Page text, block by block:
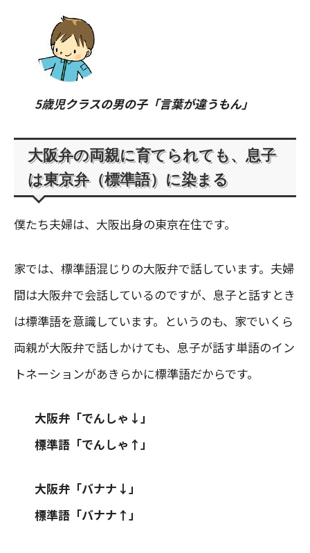
5歳児クラスの男の子「言葉が違うもん」
大阪弁の両親に育てられても、息子
は東京弁（標準語）に染まる
僕たち夫婦は、大阪出身の東京在住です。
家では、標準語混じりの大阪弁で話しています。夫婦
間は大阪弁で会話しているのですが、息子と話すとき
は標準語を意識しています。というのも、家でいくら
両親が大阪弁で話しかけても、息子が話す単語のイン
トネーションがあきらかに標準語だからです。
大阪弁「でんしゃ↓」
標準語「でんしゃ↑」
大阪弁「バナナ↓」
標準語「バナナ↑」